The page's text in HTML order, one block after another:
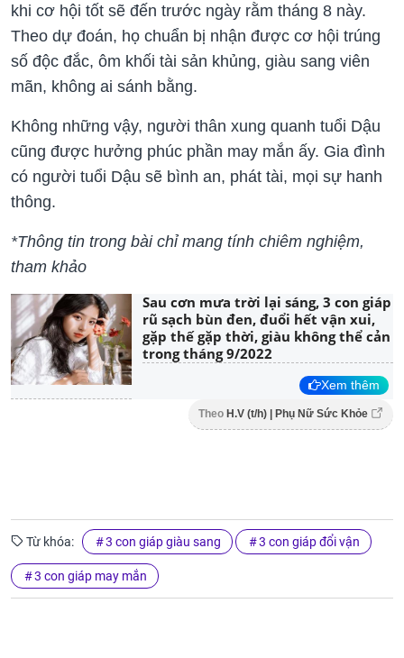
khi cơ hội tốt sẽ đến trước ngày rằm tháng 8 này.
Theo dự đoán, họ chuẩn bị nhận được cơ hội trúng
số độc đắc, ôm khối tài sản khủng, giàu sang viên
mãn, không ai sánh bằng.
Không những vậy, người thân xung quanh tuổi Dậu
cũng được hưởng phúc phần may mắn ấy. Gia đình
có người tuổi Dậu sẽ bình an, phát tài, mọi sự hanh
thông.
*Thông tin trong bài chỉ mang tính chiêm nghiệm,
tham khảo
Sau cơn mưa trời lại sáng, 3 con giáp
rũ sạch bùn đen, đuổi hết vận xui,
gặp thế gặp thời, giàu không thể cản
trong tháng 9/2022
Xem thêm
Theo H.V (t/h) | Phụ Nữ Sức Khỏe
Từ khóa: 3 con giáp giàu sang 3 con giáp đổi vận
3 con giáp may mắn